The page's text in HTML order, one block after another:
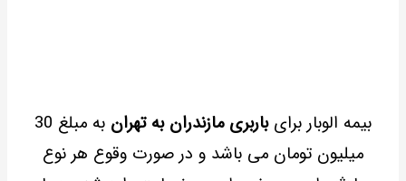
بیمه الوبار برای باربری مازندران به تهران
به مبلغ 30
میلیون تومان می باشد و در صورت وقوع هر نوع